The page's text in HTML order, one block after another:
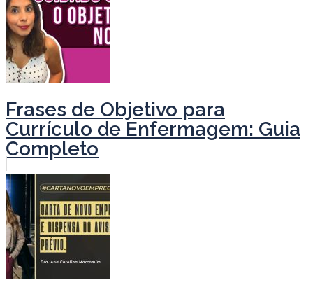
Frases de Objetivo para
Currículo de Enfermagem: Guia
Completo